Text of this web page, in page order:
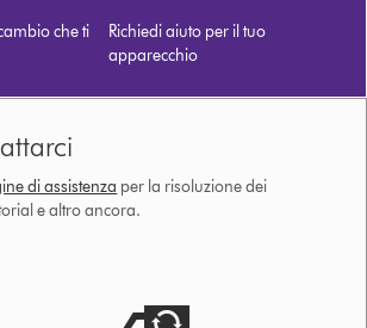
che ti
Richiedi aiuto per il tuo
apparecchio
di assistenza per la risoluzione dei
e altro ancora.